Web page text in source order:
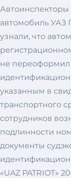
Автоинспекторы
автомобиль УАЗ
узнали, что
не переоформил
указанным в
транспортного
сотрудников
подлинности
документы
«UAZ PATRIOT»